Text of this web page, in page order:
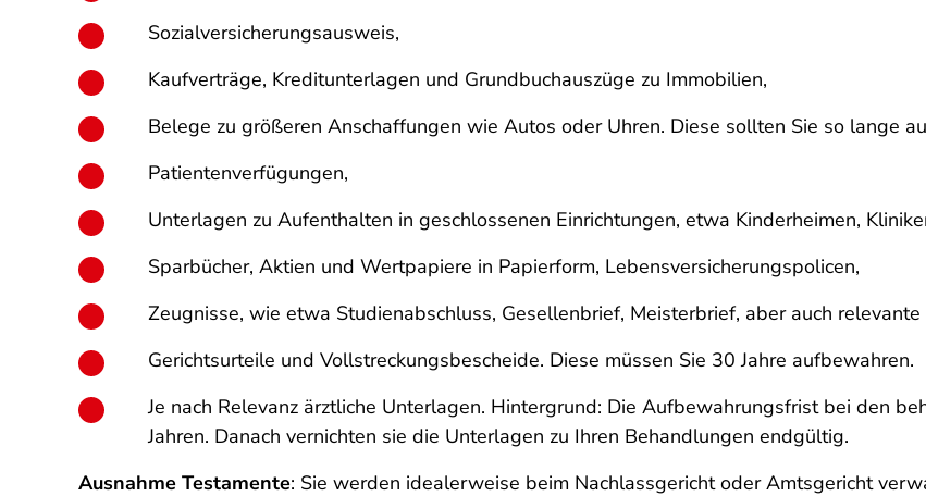
Sozialversicherungsausweis,
Kaufverträge, Kreditunterlagen und Grundbuchauszüge zu Immobilien,
Belege zu größeren Anschaffungen wie Autos oder Uhren. Diese sollten Sie so lange
Patientenverfügungen,
Unterlagen zu Aufenthalten in geschlossenen Einrichtungen, etwa Kinderheimen,
Sparbücher, Aktien und Wertpapiere in Papierform, Lebensversicherungspolicen,
Zeugnisse, wie etwa Studienabschluss, Gesellenbrief, Meisterbrief, aber auch
Gerichtsurteile und Vollstreckungsbescheide. Diese müssen Sie 30 Jahre aufbewahren.
Je nach Relevanz ärztliche Unterlagen. Hintergrund: Die Aufbewahrungsfrist bei den
Jahren. Danach vernichten sie die Unterlagen zu Ihren Behandlungen endgültig.
Ausnahme Testamente: Sie werden idealerweise beim Nachlassgericht oder Amtsgericht